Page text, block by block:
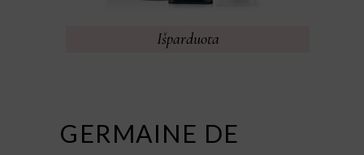
Išparduota
GERMAINE DE